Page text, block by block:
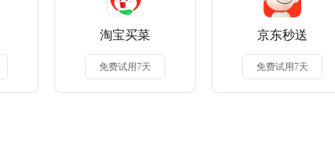
淘宝买菜
免费试用7天
京东秒送
免费试用7天